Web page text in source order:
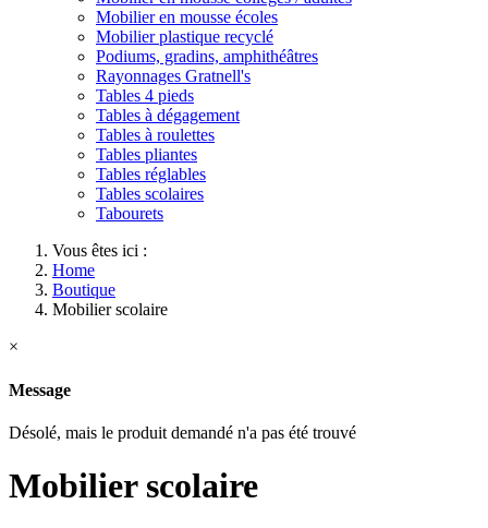
Mobilier en mousse écoles
Mobilier plastique recyclé
Podiums, gradins, amphithéâtres
Rayonnages Gratnell's
Tables 4 pieds
Tables à dégagement
Tables à roulettes
Tables pliantes
Tables réglables
Tables scolaires
Tabourets
Vous êtes ici :
Home
Boutique
Mobilier scolaire
×
Message
Désolé, mais le produit demandé n'a pas été trouvé
Mobilier scolaire